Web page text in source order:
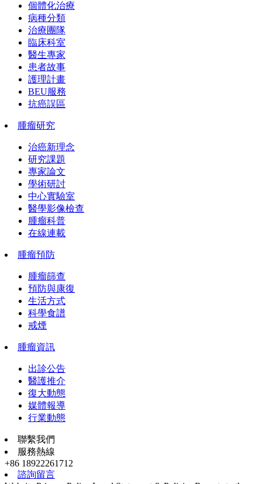
個體化治療
病種分類
治療團隊
臨床科室
醫生專家
患者故事
護理計畫
BEU服務
抗癌誤區
腫瘤研究
治癌新理念
研究課題
專家論文
學術研討
中心實驗室
醫學影像檢查
腫瘤科普
在線連載
腫瘤預防
腫瘤篩查
預防與康復
生活方式
科學食譜
戒煙
腫瘤資訊
出診公告
醫護推介
復大動態
媒體報導
行業動態
聯繫我們
服務熱線
+86 18922261712
諮詢留言